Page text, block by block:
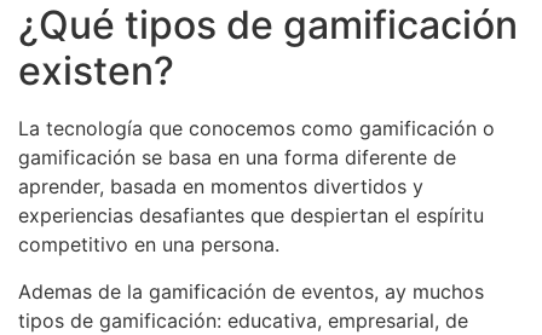
¿Qué tipos de gamificación
existen?
La tecnología que conocemos como gamificación o
gamificación se basa en una forma diferente de
aprender, basada en momentos divertidos y
experiencias desafiantes que despiertan el espíritu
competitivo en una persona.
Ademas de la gamificación de eventos, ay muchos
tipos de gamificación: educativa, empresarial, de